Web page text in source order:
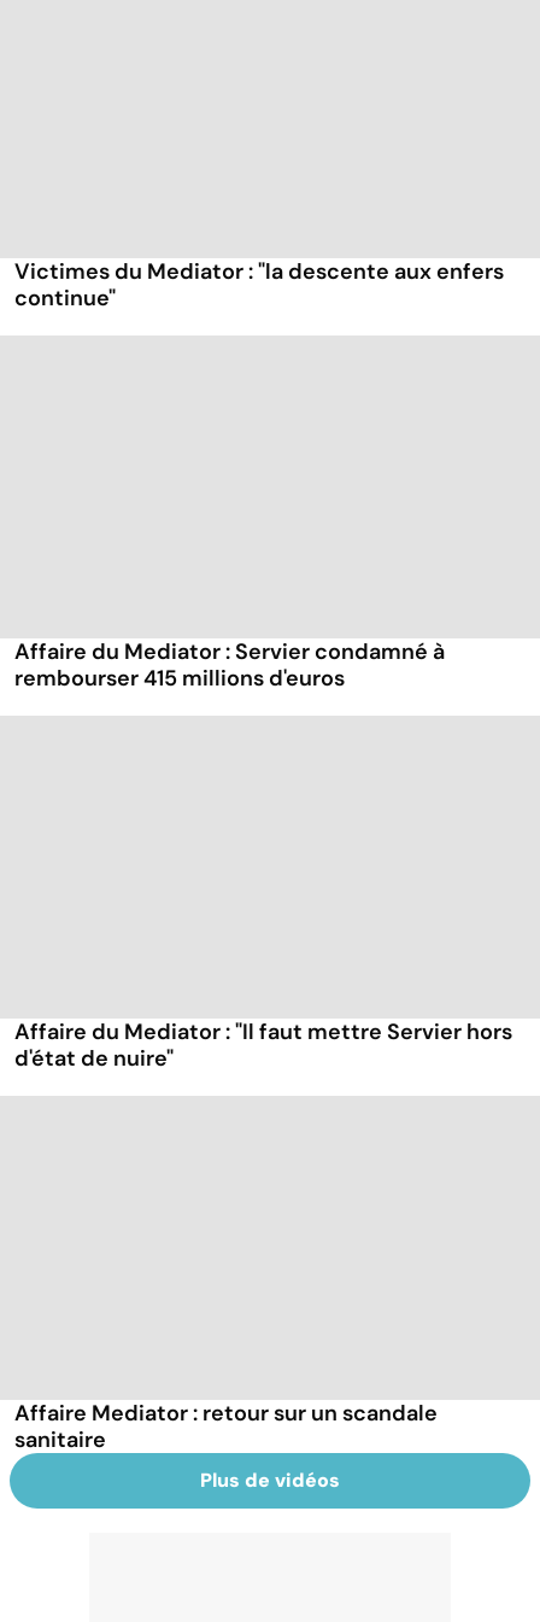
Victimes du Mediator : "la descente aux enfers
continue"
Affaire du Mediator : Servier condamné à
rembourser 415 millions d'euros
Affaire du Mediator : "Il faut mettre Servier hors
d'état de nuire"
Affaire Mediator : retour sur un scandale
sanitaire
Plus de vidéos